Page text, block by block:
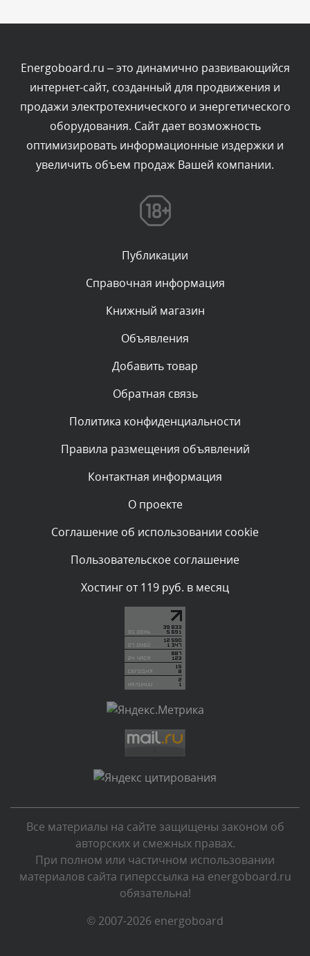
Комментарий проверяется
Текст комментария будет виден после проверки
администратором.
Вчера, в 12:52
Комментарий проверяется
Текст комментария будет виден после проверки
Комментарий проверяется
Текст комментария будет виден после проверки
администратором.
Комментарий проверяется
администратором.
Комментарий проверяется
администратором.
Комментарий проверяется
администратором.
Комментарий проверяется
Текст комментария будет виден после проверки
Комментарий проверяется
Текст комментария будет виден после проверки
администратором.
Текст комментария будет виден после проверки
администратором.
Комментарий проверяется
Текст комментария будет виден после проверки
администратором.
Вчера, в 04:44
Комментарий проверяется
Energoboard.ru – это динамично развивающийся
интернет-сайт, созданный для продвижения и
продажи электротехнического и энергетического
оборудования. Сайт дает возможность
оптимизировать информационные издержки и
увеличить объем продаж Вашей компании.
Публикации
Справочная информация
Книжный магазин
Объявления
Добавить товар
Обратная связь
Политика конфиденциальности
Правила размещения объявлений
Контактная информация
О проекте
Соглашение об использовании cookie
Пользовательское соглашение
Хостинг от 119 руб. в месяц
Все материалы на сайте защищены законом об
авторских и смежных правах.
При полном или частичном использовании
материалов сайта гиперссылка на energoboard.ru
обязательна!
© 2007-2026 energoboard